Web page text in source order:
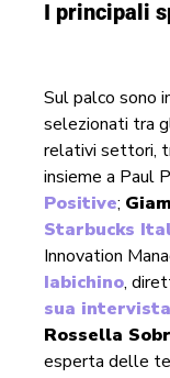
I principali
Sul palco sono
selezionati tra
relativi settori,
insieme a Paul
Positive;
Starbucks
Innovation
Iabichino,
sua
Rossella
esperta delle